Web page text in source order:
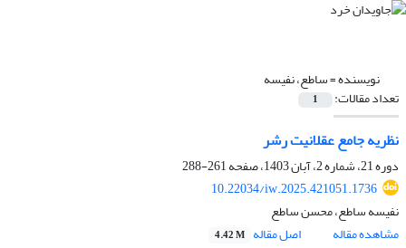
نویسنده =ساطع، نفیسه
تعداد مقالات: 1
نظریه جامع عقلانیت رشر
دوره 21، شماره 2، آبان 1403، صفحه
261-288
10.22034/iw.2025.421051.1736
نفیسه ساطع، محسن ساطع
مشاهده مقاله
اصل مقاله 4.42 M